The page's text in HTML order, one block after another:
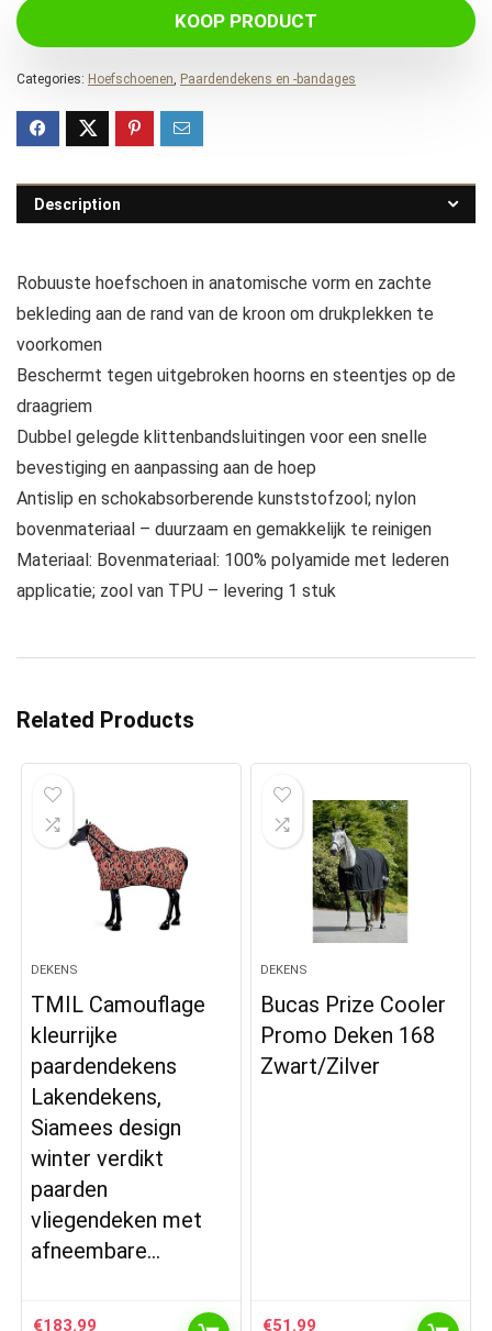
KOOP PRODUCT
Categories: Hoefschoenen Paardendekens en -bandages
Description
Robuuste hoefschoen in anatomische vorm en zachte
bekleding aan de rand van de kroon om drukplekken te
voorkomen
Beschermt tegen uitgebroken hoorns en steentjes op de
draagriem
Dubbel gelegde klittenbandsluitingen voor een snelle
bevestiging en aanpassing aan de hoep
Antislip en schokabsorberende kunststofzool; nylon
bovenmateriaal – duurzaam en gemakkelijk te reinigen
Materiaal: Bovenmateriaal: 100% polyamide met lederen
applicatie; zool van TPU – levering 1 stuk
Related Products
DEKENS
TMIL Camouflage
kleurrijke
paardendekens
Lakendekens,
Siamees design
winter verdikt
paarden
vliegendeken met
afneembare…
€183.99
DEKENS
Bucas Prize Cooler
Promo Deken 168
Zwart/Zilver
€51.99